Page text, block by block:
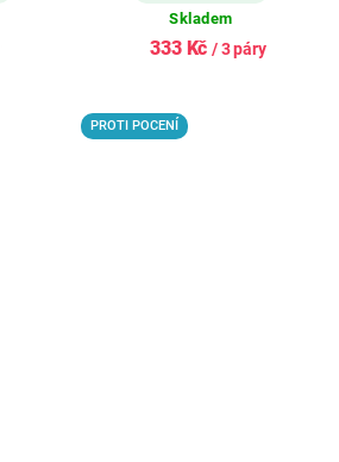
Skladem
333 Kč/ 3 páry
PROTI POCENÍ